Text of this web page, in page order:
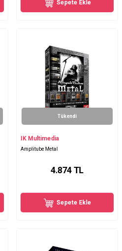
Sepete Ekle
Tükendi
IK Multimedia
Amplitube Metal
4.874 TL
Sepete Ekle